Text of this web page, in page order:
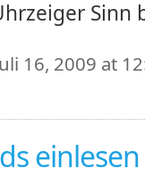
Sinn
16, 2009 at
einlesen